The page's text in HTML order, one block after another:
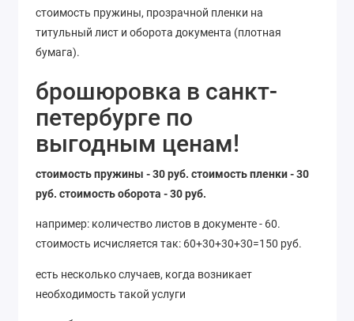
стоимость пружины, прозрачной пленки на
титульный лист и оборота документа (плотная
бумага).
брошюровка в санкт-
петербурге по
выгодным ценам!
стоимость пружины - 30 руб. стоимость пленки - 30
руб. стоимость оборота - 30 руб.
например: количество листов в документе - 60.
стоимость исчисляется так: 60+30+30+30=150 руб.
есть несколько случаев, когда возникает
необходимость такой услуги